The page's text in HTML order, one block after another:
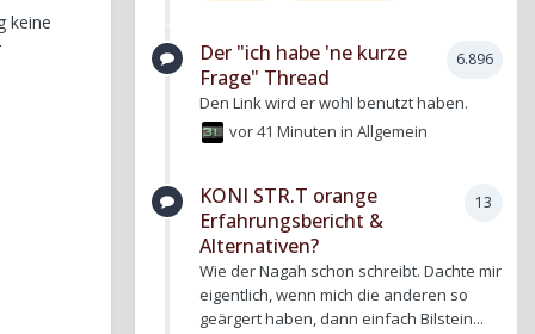
keine
6.896
Der "ich habe 'ne kurze
Frage" Thread
Den Link wird er wohl benutzt haben.
vor 41 MinuteninAllgemein
13
KONI STR.T orange
Erfahrungsbericht &
Alternativen?
Wie der Nagah schon schreibt. Dachte mir
eigentlich, wenn mich die anderen so
geärgert haben, dann einfach Bilstein...